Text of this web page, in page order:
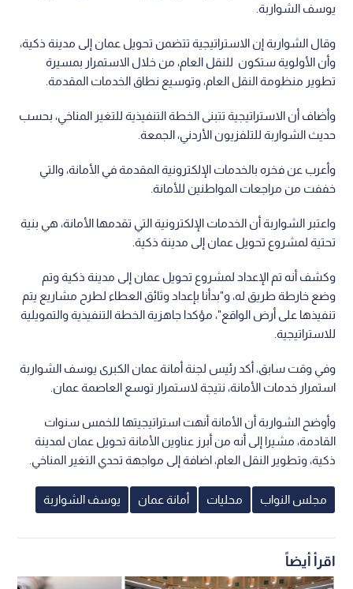
يوسف الشواربة.
وقال الشواربة إن الاستراتيجية تتضمن تحويل عمان إلى مدينة ذكية،
وأن الأولوية ستكون للنقل العام، من خلال الاستمرار بمسيرة
تطوير منظومة النقل العام، وتوسيع نطاق الخدمات المقدمة.
وأضاف أن الاستراتيجية تتبنى الخطة التنفيذية للتغير المناخي، بحسب
حديث الشواربة للتلفزيون الأردني، الجمعة.
وأعرب عن فخره بالخدمات الإلكترونية المقدمة في الأمانة، والتي
خففت من مراجعات المواطنين للأمانة.
واعتبر الشواربة أن الخدمات الإلكترونية التي تقدمها الأمانة، هي بنية
تحتية لمشروع تحويل عمان إلى مدينة ذكية.
وكشف أنه تم الإعداد لمشروع تحويل عمان إلى مدينة ذكية وتم
وضع خارطة طريق له، و"بدأنا بإعداد وثائق العطاء لطرح مشاريع يتم
تنفيذها على أرض الواقع"، مؤكدا جاهزية الخطة التنفيذية والتمويلية
للاستراتيجية.
وفي وقت سابق، أكد رئيس لجنة أمانة عمان الكبرى يوسف الشواربة
استمرار خدمات الأمانة، نتيجة لاستمرار توسع العاصمة عمان.
وأوضح الشواربة أن الأمانة أنهت استراتيجيتها للخمس سنوات
القادمة، مشيرا إلى أنه من أبرز عناوين الأمانة تحويل عمان لمدينة
ذكية، وتطوير النقل العام، اضافة إلى مواجهة تحدي التغير المناخي.
مجلس النواب محليات أمانة عمان يوسف الشواربة
اقرأ أيضاً